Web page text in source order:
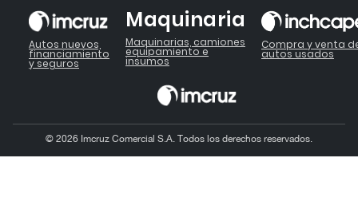
Autos nuevos,
financiamiento
y seguros
Maquinaria
Maquinarias, camiones
equipamiento e
insumos
Compra y venta
autos usados
© 2026 Imcruz Comercial S.A. Todos los derechos reservados.